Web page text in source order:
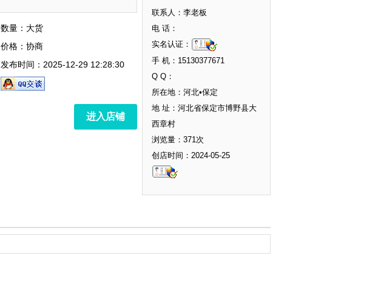
数量：大货
价格：协商
发布时间：2025-12-29 12:28:30
进入店铺
联系人：李老板
电 话：
实名认证：
手 机：15130377671
Q Q：
所在地：河北•保定
地 址：河北省保定市博野县大
西章村
浏览量：371次
创店时间：2024-05-25